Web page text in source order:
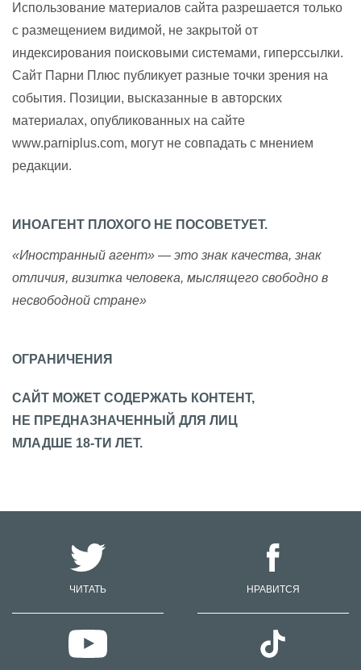
Использование материалов сайта разрешается только
с размещением видимой, не закрытой от
индексирования поисковыми системами, гиперссылки.
Сайт Парни Плюс публикует разные точки зрения на
события. Позиции, высказанные в авторских
материалах, опубликованных на сайте
www.parniplus.com, могут не совпадать с мнением
редакции.
ИНОАГЕНТ ПЛОХОГО НЕ ПОСОВЕТУЕТ.
«Иностранный агент» — это знак качества, знак
отличия, визитка человека, мыслящего свободно в
несвободной стране»
ОГРАНИЧЕНИЯ
САЙТ МОЖЕТ СОДЕРЖАТЬ КОНТЕНТ,
НЕ ПРЕДНАЗНАЧЕННЫЙ ДЛЯ ЛИЦ
МЛАДШЕ 18-ТИ ЛЕТ.
ЧИТАТЬ НРАВИТСЯ